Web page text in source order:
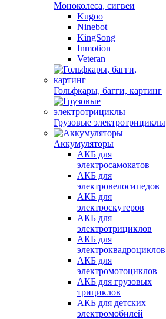
Моноколеса, сигвеи
Kugoo
Ninebot
KingSong
Inmotion
Veteran
Гольфкары, багги, картинг
Грузовые электротрициклы
Аккумуляторы
АКБ для
электросамокатов
АКБ для
электровелосипедов
АКБ для
электроскутеров
АКБ для
электротрициклов
АКБ для
электроквадроциклов
АКБ для
электромотоциклов
АКБ для грузовых
трициклов
АКБ для детских
электромобилей